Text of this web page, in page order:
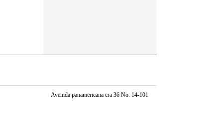
Avenida panamericana cra 36 No. 14-101